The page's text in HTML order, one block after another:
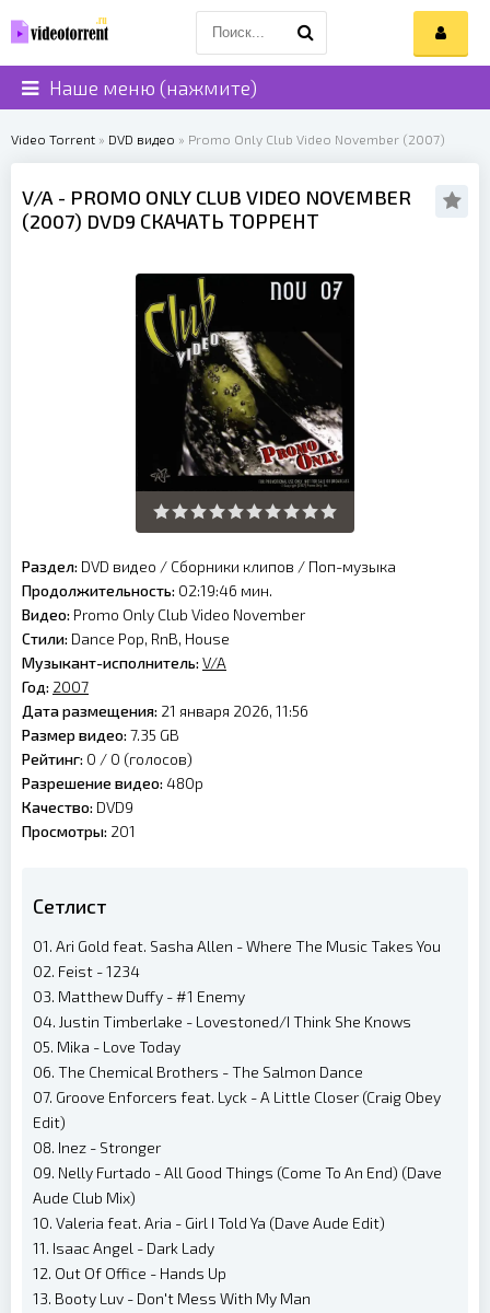
Наше меню (нажмите)
Video Torrent » DVD видео » Promo Only Club Video November (2007)
V/A - PROMO ONLY CLUB VIDEO NOVEMBER
(2007) DVD9 СКАЧАТЬ ТОРРЕНТ
Раздел: DVD видео / Сборники клипов / Поп-музыка
Продолжительность: 02:19:46 мин.
Видео: Promo Only Club Video November
Стили: Dance Pop, RnB, House
Музыкант-исполнитель: V/A
Год: 2007
Дата размещения: 21 января 2026, 11:56
Размер видео: 7.35 GB
Рейтинг: 0 / 0 (голосов)
Разрешение видео: 480p
Качество: DVD9
Просмотры: 201
Сетлист
01. Ari Gold feat. Sasha Allen - Where The Music Takes You
02. Feist - 1234
03. Matthew Duffy - #1 Enemy
04. Justin Timberlake - Lovestoned/I Think She Knows
05. Mika - Love Today
06. The Chemical Brothers - The Salmon Dance
07. Groove Enforcers feat. Lyck - A Little Closer (Craig Obey
Edit)
08. Inez - Stronger
09. Nelly Furtado - All Good Things (Come To An End) (Dave
Aude Club Mix)
10. Valeria feat. Aria - Girl I Told Ya (Dave Aude Edit)
11. Isaac Angel - Dark Lady
12. Out Of Office - Hands Up
13. Booty Luv - Don't Mess With My Man